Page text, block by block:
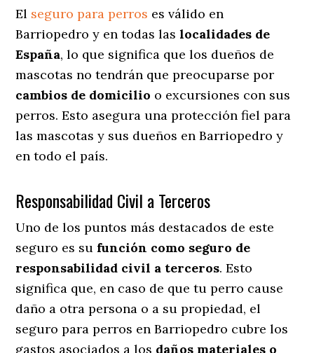
El seguro para perros es válido en
Barriopedro y en todas laslocalidades de
España, lo que significa que los dueños de
mascotas no tendrán que preocuparse por
cambios de domicilio o excursiones con sus
perros. Esto asegura una protección fiel para
las mascotas y sus dueños en Barriopedro y
en todo el país.
Responsabilidad Civil a Terceros
Uno de los puntos más destacados de este
seguro es su función como seguro de
responsabilidad civil a terceros. Esto
significa que, en caso de que tu perro cause
daño a otra persona o a su propiedad, el
seguro para perros en Barriopedro cubre los
gastos asociados a los daños materiales o